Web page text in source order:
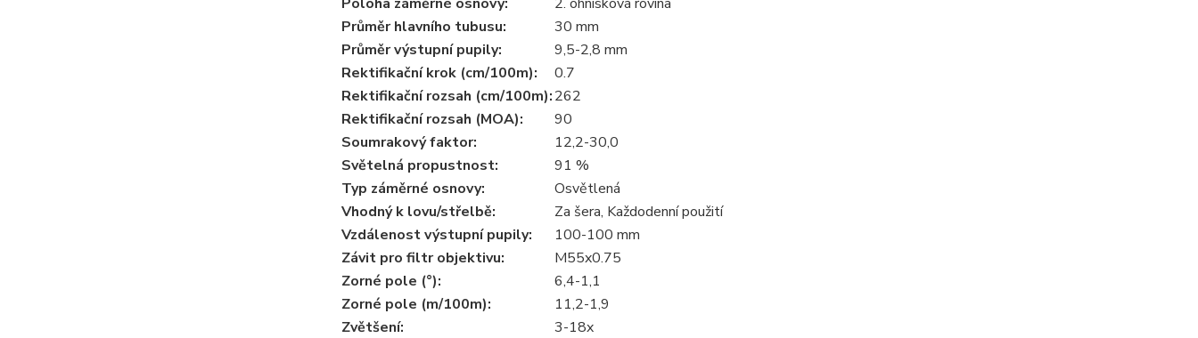
Průměr hlavního tubusu:
30 mm
Průměr výstupní pupily:
9,5-2,8 mm
Rektifikační krok (cm/100m):
0.7
Rektifikační rozsah (cm/100m):262
Rektifikační rozsah (MOA):
90
Soumrakový faktor:
12,2-30,0
Světelná propustnost:
91 %
Typ záměrné osnovy:
Osvětlená
Vhodný k lovu/střelbě:
Za šera, Každodenní použití
Vzdálenost výstupní pupily:
100-100 mm
Závit pro filtr objektivu:
M55x0.75
Zorné pole (°):
6,4-1,1
Zorné pole (m/100m):
11,2-1,9
Zvětšení: 3-18x